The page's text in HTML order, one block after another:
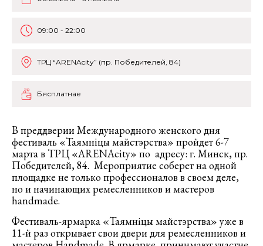
09:00 - 22:00
ТРЦ “ARENAcity” (пр. Победителей, 84)
Бясплатнае
В преддверии Международного женского дня
фестиваль «Таямніцы майстэрства» пройдет 6-7
марта в ТРЦ «ARENAcity» по адресу: г. Минск, пр.
Победителей, 84. Мероприятие соберет на одной
площадке не только профессионалов в своем деле,
но и начинающих ремесленников и мастеров
handmade.
Фестиваль-ярмарка «Таямніцы майстэрства» уже в
11-й раз открывает свои двери для ремесленников и